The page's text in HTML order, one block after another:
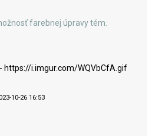
farebnej úpravy tém.
https://i.imgur.com/WQVbCfA.gif
10-26 16:53